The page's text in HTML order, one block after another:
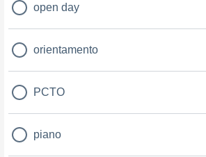
open day
orientamento
PCTO
piano